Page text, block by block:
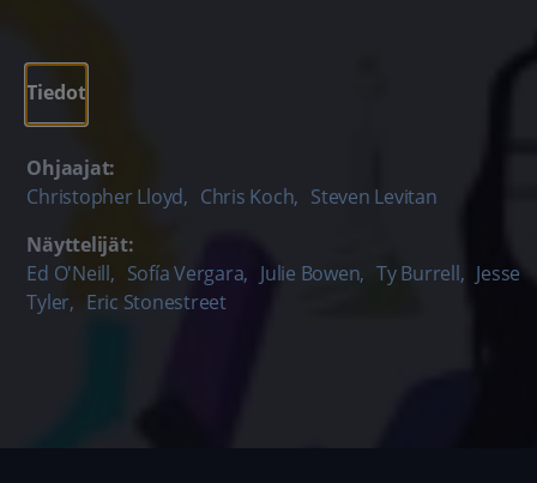
Tiedot
Ohjaajat:
Christopher Lloyd, Chris Koch, Steven Levitan
Näyttelijät:
Ed O'Neill, Sofía Vergara, Julie Bowen, Ty Burrell, Jesse
Tyler, Eric Stonestreet